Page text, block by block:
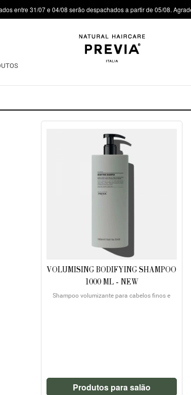
entre 31/07 e 04/08 serão despachados a partir de 05/08.
VOLUMISING BODIFYING SHAMPOO
1000 ML - NEW
Shampoo volumizante para cabelos finos e
Produtos para salão